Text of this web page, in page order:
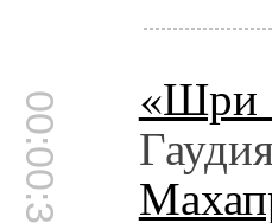
00:00:36 «Шри